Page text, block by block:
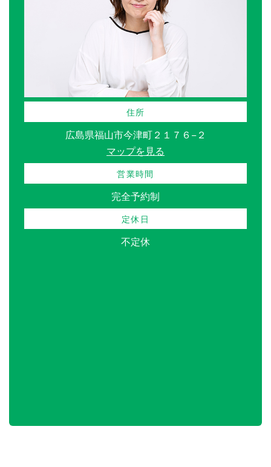
住所
広島県福山市今津町２１７６−２
マップを見る
営業時間
完全予約制
定休日
不定休